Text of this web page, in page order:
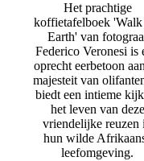
Het prachtige
koffietafelboek 'Walk
Earth' van
Federico Veronesi is
oprecht eerbetoon
majesteit van
biedt een intieme
het leven van deze
vriendelijke reuzen
hun wilde
leefomgeving.